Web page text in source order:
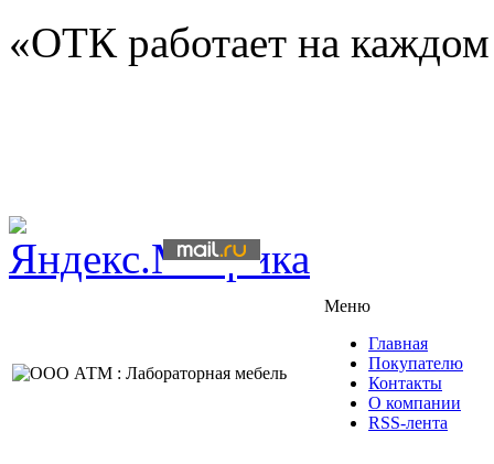
«ОТК работает на каждом
Меню
Главная
Покупателю
Контакты
О компании
RSS-лента